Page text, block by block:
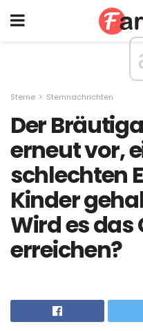
Sterne Sternnachrichten
Der
erneut vor,
schlechten
Kinder
Wird es das
erreichen?